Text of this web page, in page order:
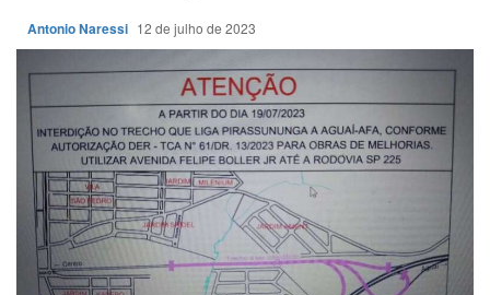
Antonio Naressi 12 de julho de 2023